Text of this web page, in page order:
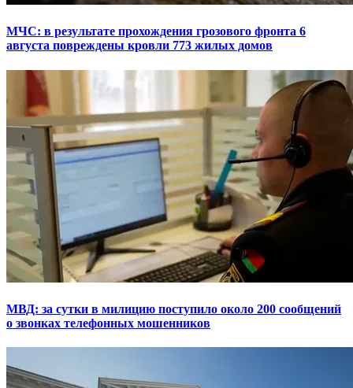
МЧС: в результате прохождения грозового фронта 6
августа повреждены кровли 773 жилых домов
МВД: за сутки в милицию поступило около 200 сообщений
о звонках телефонных мошенников